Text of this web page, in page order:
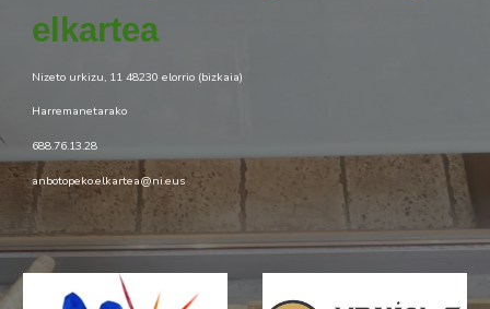
elkartea
Nizeto urkizu, 11 48230 elorrio (bizkaia)
Harremanetarako
688.76.13.28
anbotopeko.elkartea@ni.eus